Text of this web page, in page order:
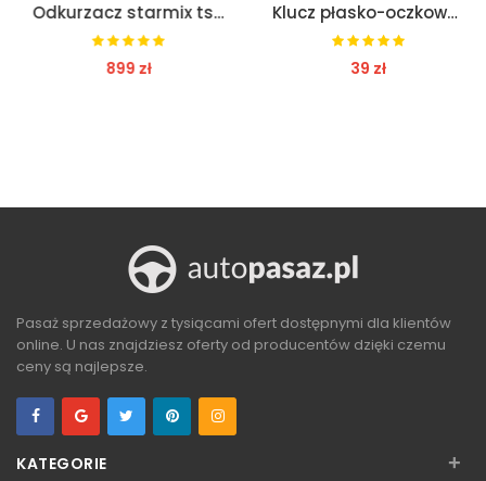
Odkurzacz starmix ts 714 rts, klasa a hotelowy
899 zł
Klucz płasko-oczkowy 24 mm proxxon pr23924
39 zł
Pasaż sprzedażowy z tysiącami ofert dostępnymi dla klientów
online. U nas znajdziesz oferty od producentów dzięki czemu
ceny są najlepsze.
KATEGORIE +